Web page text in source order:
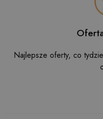
Najlepsze oferty, co